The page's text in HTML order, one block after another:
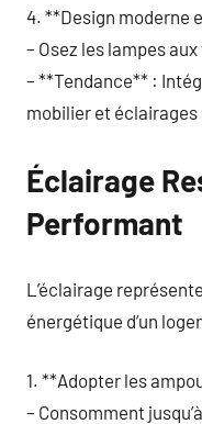
4. **Design moderne
– Osez les lampes
– **Tendance** :
mobilier et
Éclairage
Performant
L’éclairage
énergétique d’un
1. **Adopter les
– Consomment